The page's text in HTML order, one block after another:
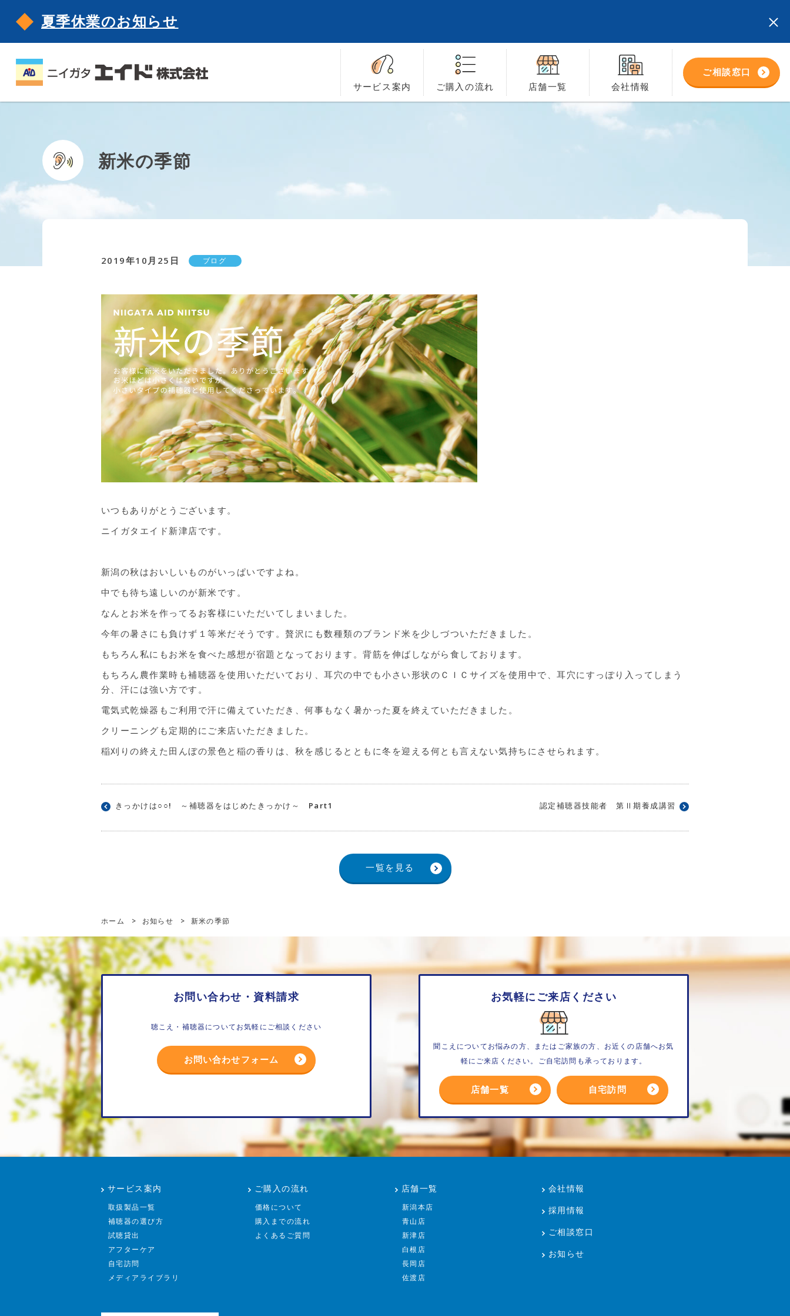
夏季休業のお知らせ
サービス 案内 ご購入の流れ 店舗一覧 会社情報
ご相談窓口
新米の季節
2019年10月25日 ブログ
いつもありがとうございます。
ニイガタエイド新津店です。
新潟の秋はおいしいものがいっぱいですよね。
中でも待ち遠しいのが新米です。
なんとお米を作ってるお客様にいただいてしまいました。
今年の暑さにも負けず１等米だそうです。贅沢にも数種類のブランド米を少しづついただきました。
もちろん私にもお米を食べた感想が宿題となっております。背筋を伸ばしながら食しております。
もちろん農作業時も補聴器を使用いただいており、耳穴の中でも小さい形状のＣＩＣサイズを使用中で、耳穴にすっぽり入ってしまう
分、汗には強い方です。
電気式乾燥器もご利用で汗に備えていただき、何事もなく暑かった夏を終えていただきました。
クリーニングも定期的にご来店いただきました。
稲刈りの終えた田んぼの景色と稲の香りは、秋を感じるとともに冬を迎える何とも言えない気持ちにさせられます。
きっかけは○○! ～補聴器をはじめたきっかけ～ Part1 認定補聴器技能者 第Ⅱ期養成講習
一覧を見る
ホーム > お知らせ > 新米の季節
お問い合わせ・資料請求
聴こえ・補聴器についてお気軽にご相談ください
お問い合わせフォーム
お気軽にご来店ください
聞こえについてお悩みの方、またはご家族の方、お近くの店舗へお気
軽にご来店ください。ご自宅訪問も承っております。
店舗一覧 自宅訪問
サービス案内
取扱製品一覧
補聴器の選び方
試聴貸出
アフターケア
自宅訪問
メディアライブラリ
ご購入の流れ
価格について
購入までの流れ
よくあるご質問
店舗一覧
新潟本店
青山店
新津店
白根店
長岡店
佐渡店
会社情報
採用情報
ご相談窓口
お知らせ